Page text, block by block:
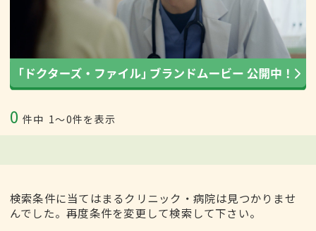
0 件中 1〜0件を表示
検索条件に当てはまるクリニック・病院は見つかりませ
んでした。再度条件を変更して検索して下さい。